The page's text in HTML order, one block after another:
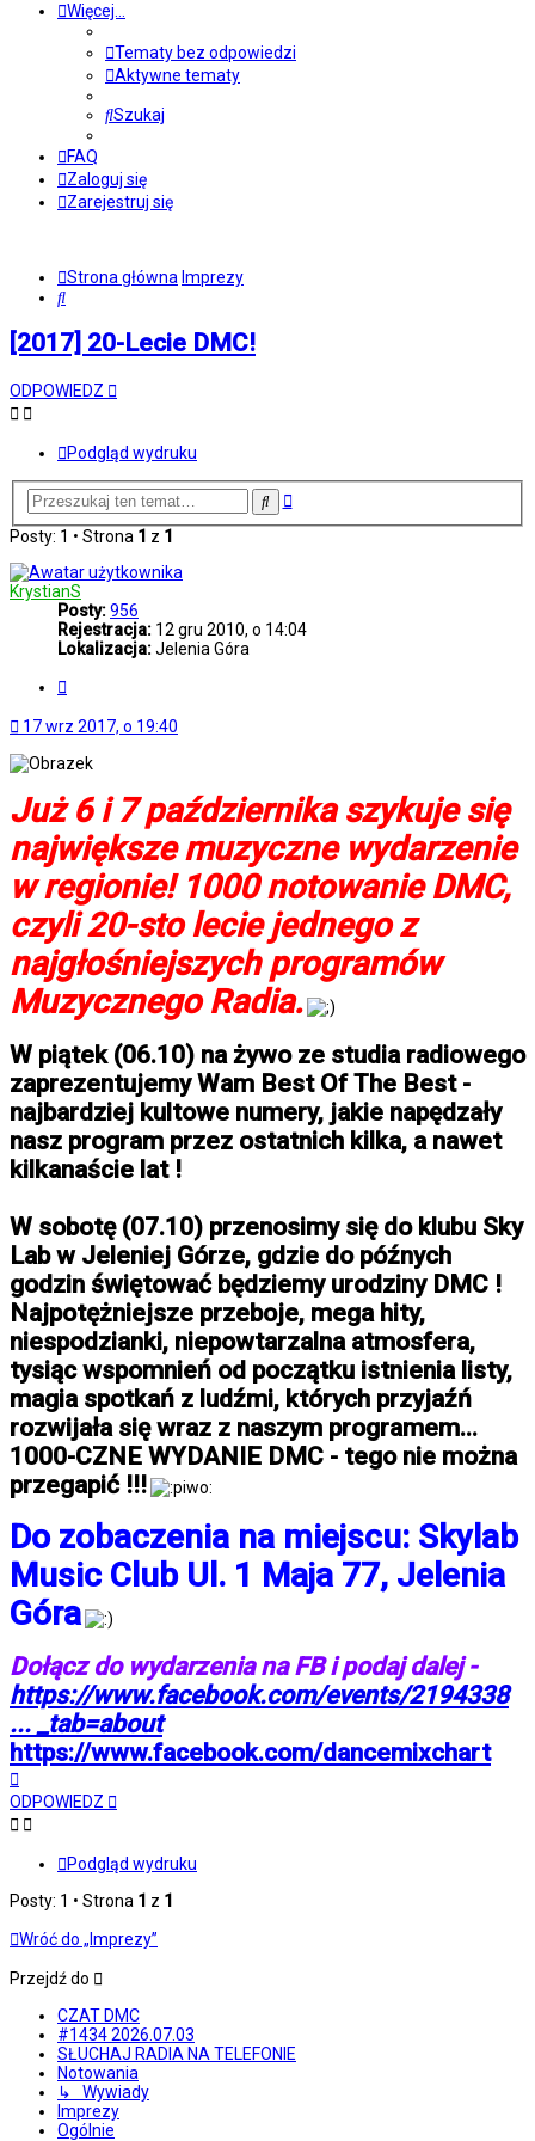
Więcej…
Tematy bez odpowiedzi
Aktywne tematy
Szukaj
FAQ
Zaloguj się
Zarejestruj się
Strona główna Imprezy
Szukaj
[2017] 20-Lecie DMC!
ODPOWIEDZ
Podgląd wydruku
SzukajWyszukiwanie
Posty: 1 • Strona 1 z 1
KrystianS
Posty:956
Rejestracja: 12 gru 2010, o 14:04
Lokalizacja:Jelenia Góra
17 wrz 2017, o 19:40
Już 6 i 7 października szykuje się
największe muzyczne wydarzenie
w regionie! 1000 notowanie DMC,
czyli 20-sto lecie jednego z
najgłośniejszych programów
Muzycznego Radia.
W piątek (06.10) na żywo ze studia radiowego
zaprezentujemy Wam Best Of The Best -
najbardziej kultowe numery, jakie napędzały
nasz program przez ostatnich kilka, a nawet
kilkanaście lat !
W sobotę (07.10) przenosimy się do klubu Sky
Lab w Jeleniej Górze, gdzie do późnych
godzin świętować będziemy urodziny DMC !
Najpotężniejsze przeboje, mega hity,
niespodzianki, niepowtarzalna atmosfera,
tysiąc wspomnień od początku istnienia listy,
magia spotkań z ludźmi, których przyjaźń
rozwijała się wraz z naszym programem...
1000-CZNE WYDANIE DMC - tego nie można
przegapić !!!
Do zobaczenia na miejscu: Skylab
Music Club Ul. 1 Maja 77, Jelenia
Góra
Dołącz do wydarzenia na FB i podaj dalej -
https://www.facebook.com/events/2194338
... _tab=about
https://www.facebook.com/dancemixchart
górę
ODPOWIEDZ
Podgląd wydruku
Posty: 1 • Strona 1 z 1
Wróć do „Imprezy”
Przejdź do
CZAT DMC
#1434 2026.07.03
SŁUCHAJ RADIA NA TELEFONIE
Notowania
↳ Wywiady
Imprezy
Ogólnie